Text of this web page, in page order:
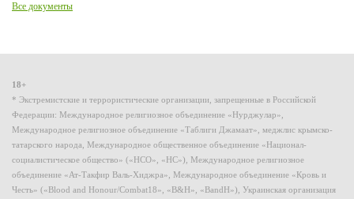
Все документы
18+
* Экстремистские и террористические организации, запрещенные в Российской
Федерации: Международное религиозное объединение «Нурджулар»,
Международное религиозное объединение «Таблиги Джамаат», меджлис крымско-
татарского народа, Международное общественное объединение «Национал-
социалистическое общество» («НСО», «НС»), Международное религиозное
объединение «Ат-Такфир Валь-Хиджра», Международное объединение «Кровь и
Честь» («Blood and Honour/Combat18», «B&H», «BandH»), Украинская организация